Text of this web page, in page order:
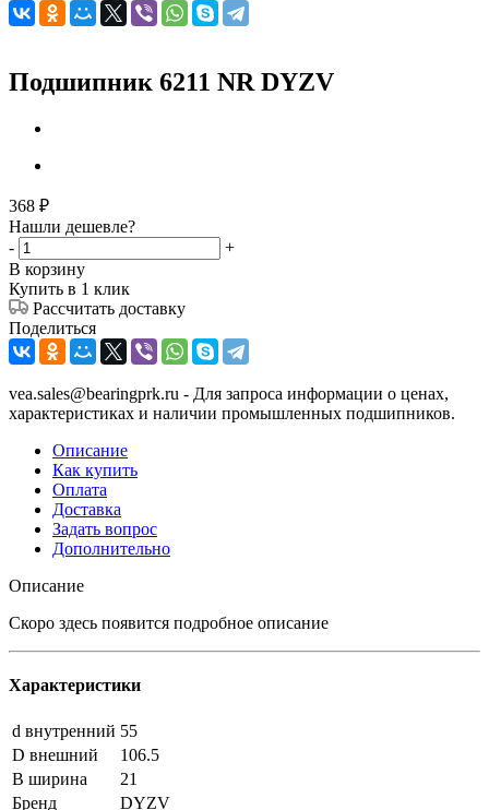
Подшипник 6211 NR DYZV
368 ₽
Нашли дешевле?
-
+
В корзину
Купить в 1 клик
Рассчитать доставку
Поделиться
vea.sales@bearingprk.ru - Для запроса информации о ценах,
характеристиках и наличии промышленных подшипников.
Описание
Как купить
Оплата
Доставка
Задать вопрос
Дополнительно
Описание
Скоро здесь появится подробное описание
Характеристики
d внутренний 55
D внешний
106.5
B ширина
21
Бренд
DYZV